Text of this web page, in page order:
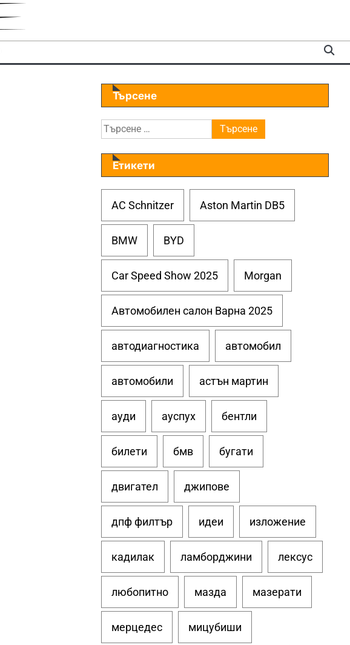
Търсене
Търсене
за:
Етикети
AC Schnitzer Aston Martin DB5
BMW BYD
Car Speed Show 2025 Morgan
Автомобилен салон Варна 2025
автодиагностика автомобил
автомобили астън мартин
ауди ауспух бентли
билети бмв бугати
двигател джипове
дпф филтър идеи изложение
кадилак ламборджини лексус
любопитно мазда мазерати
мерцедес мицубиши